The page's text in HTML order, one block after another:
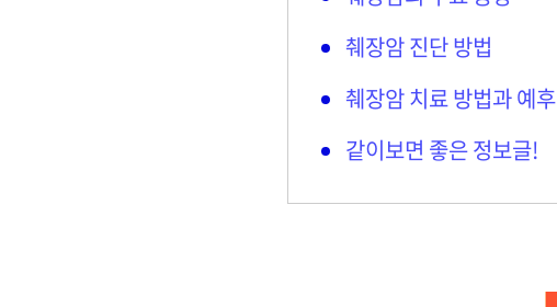
췌장암 진단 방법
췌장암 치료 방법과 예후
같이보면 좋은 정보글!